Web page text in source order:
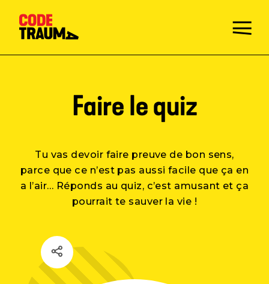
Activités
Champions de la prévention
Faire le Quiz
Faire le quiz
Tu vas devoir faire preuve de bon sens,
parce que ce n’est pas aussi facile que ça en
a l’air… Réponds au quiz, c’est amusant et ça
pourrait te sauver la vie !